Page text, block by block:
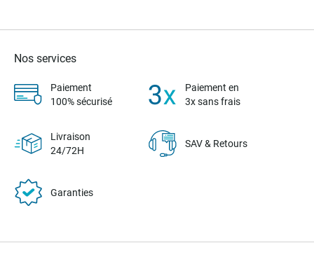
Nos services
Paiement
100% sécurisé
Paiement en
3x sans frais
Livraison
24/72H
SAV & Retours
Garanties